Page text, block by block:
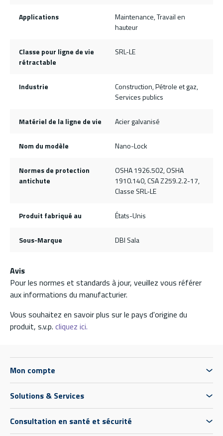
Applications
Maintenance, Travail en
hauteur
Classe pour ligne de vie
rétractable
SRL-LE
Industrie
Construction, Pétrole et gaz,
Services publics
Matériel de la ligne de vie Acier galvanisé
Nom du modèle Nano-Lock
Normes de protection
antichute
OSHA 1926.502, OSHA
1910.140, CSA Z259.2.2-17,
Classe SRL-LE
Produit fabriqué au États-Unis
Sous-Marque DBI Sala
Avis
Pour les normes et standards à jour, veuillez vous référer
aux informations du manufacturier.
Vous souhaitez en savoir plus sur le pays d'origine du
produit, s.v.p. cliquez ici.
Mon compte
Solutions & Services
Consultation en santé et sécurité